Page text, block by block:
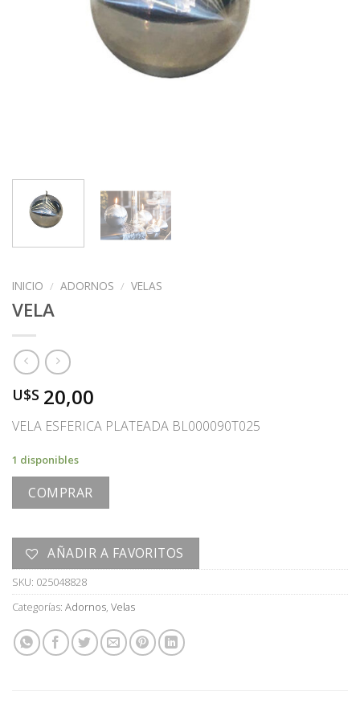
INICIO / ADORNOS / VELAS
VELA
U$S 20,00
VELA ESFERICA PLATEADA BL000090T025
1 disponibles
COMPRAR
AÑADIR A FAVORITOS
SKU: 025048828
Categorías: Adornos, Velas